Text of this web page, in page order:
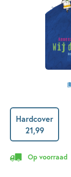
Hardcover
21,99
Op voorraad